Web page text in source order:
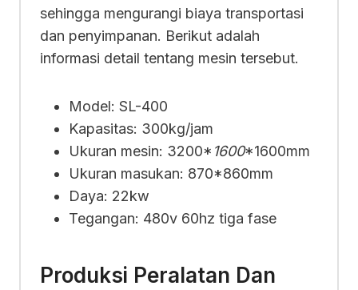
sehingga mengurangi biaya transportasi
dan penyimpanan. Berikut adalah
informasi detail tentang mesin tersebut.
Model: SL-400
Kapasitas: 300kg/jam
Ukuran mesin: 3200* 1600*1600mm
Ukuran masukan: 870*860mm
Daya: 22kw
Tegangan: 480v 60hz tiga fase
Produksi Peralatan Dan